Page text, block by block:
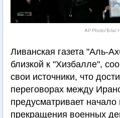
AP Photo/Bilal
Ливанская газета "Аль-
близкой к "Хизбалле",
свои источники, что
переговорах между
предусматривает начало
прекращения военных